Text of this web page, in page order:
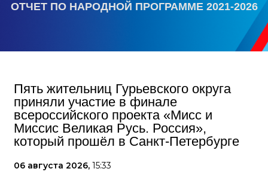
ОТЧЕТ ПО НАРОДНОЙ ПРОГРАММЕ 2021-2026
Пять жительниц Гурьевского округа
приняли участие в финале
всероссийского проекта «Мисс и
Миссис Великая Русь. Россия»,
который прошёл в Санкт-Петербурге
06 августа 2026, 15:33